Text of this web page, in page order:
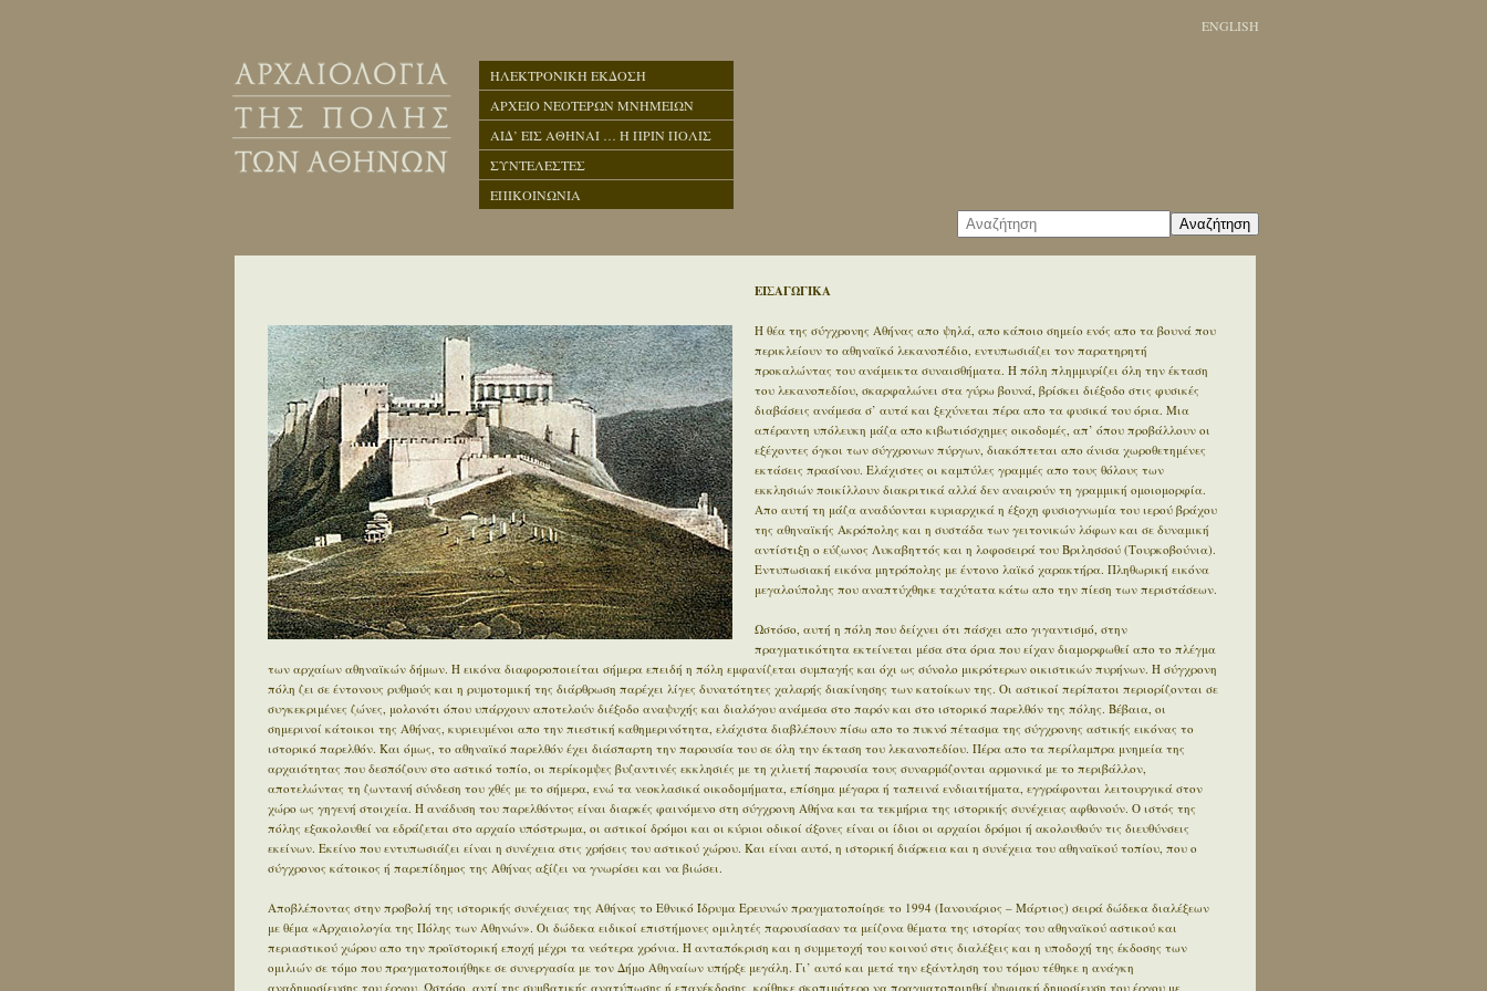
ENGLISH
ΗΛΕΚΤΡΟΝΙΚΗ ΕΚΔΟΣΗ
ΑΡΧΕΙΟ ΝΕΟΤΕΡΩΝ ΜΝΗΜΕΙΩΝ
ΑΙΔ’ ΕΙΣ ΑΘΗΝΑΙ … Η ΠΡΙΝ ΠΟΛΙΣ
ΣΥΝΤΕΛΕΣΤΕΣ
ΕΠΙΚΟΙΝΩΝΙΑ
Αναζήτηση
ΕΙΣΑΓΩΓΙΚΑ
Η θέα της σύγχρονης Αθήνας απο ψηλά, απο κάποιο σημείο ενός απο τα βουνά που
περικλείουν το αθηναϊκό λεκανοπέδιο, εντυπωσιάζει τον παρατηρητή
προκαλώντας του ανάμεικτα συναισθήματα. Η πόλη πλημμυρίζει όλη την έκταση
του λεκανοπεδίου, σκαρφαλώνει στα γύρω βουνά, βρίσκει διέξοδο στις φυσικές
διαβάσεις ανάμεσα σ’ αυτά και ξεχύνεται πέρα απο τα φυσικά του όρια. Μια
απέραντη υπόλευκη μάζα απο κιβωτιόσχημες οικοδομές, απ’ όπου προβάλλουν οι
εξέχοντες όγκοι των σύγχρονων πύργων, διακόπτεται απο άνισα χωροθετημένες
εκτάσεις πρασίνου. Ελάχιστες οι καμπύλες γραμμές απο τους θόλους των
εκκλησιών ποικίλλουν διακριτικά αλλά δεν αναιρούν τη γραμμική ομοιομορφία.
Απο αυτή τη μάζα αναδύονται κυριαρχικά η έξοχη φυσιογνωμία του ιερού βράχου
της αθηναϊκής Ακρόπολης και η συστάδα των γειτονικών λόφων και σε δυναμική
αντίστιξη ο εύζωνος Λυκαβηττός και η λοφοσειρά του Βριλησσού (Τουρκοβούνια).
Εντυπωσιακή εικόνα μητρόπολης με έντονο λαϊκό χαρακτήρα. Πληθωρική εικόνα
μεγαλούπολης που αναπτύχθηκε ταχύτατα κάτω απο την πίεση των περιστάσεων.
Ωστόσο, αυτή η πόλη που δείχνει ότι πάσχει απο γιγαντισμό, στην
πραγματικότητα εκτείνεται μέσα στα όρια που είχαν διαμορφωθεί απο το πλέγμα
των αρχαίων αθηναϊκών δήμων. Η εικόνα διαφοροποιείται σήμερα επειδή η πόλη εμφανίζεται συμπαγής και όχι ως σύνολο μικρότερων οικιστικών πυρήνων. Η σύγχρονη
πόλη ζει σε έντονους ρυθμούς και η ρυμοτομική της διάρθρωση παρέχει λίγες δυνατότητες χαλαρής διακίνησης των κατοίκων της. Οι αστικοί περίπατοι περιορίζονται σε
συγκεκριμένες ζώνες, μολονότι όπου υπάρχουν αποτελούν διέξοδο αναψυχής και διαλόγου ανάμεσα στο παρόν και στο ιστορικό παρελθόν της πόλης. Βέβαια, οι
σημερινοί κάτοικοι της Αθήνας, κυριευμένοι απο την πιεστική καθημερινότητα, ελάχιστα διαβλέπουν πίσω απο το πυκνό πέτασμα της σύγχρονης αστικής εικόνας το
ιστορικό παρελθόν. Και όμως, το αθηναϊκό παρελθόν έχει διάσπαρτη την παρουσία του σε όλη την έκταση του λεκανοπεδίου. Πέρα απο τα περίλαμπρα μνημεία της
αρχαιότητας που δεσπόζουν στο αστικό τοπίο, οι περίκομψες βυζαντινές εκκλησιές με τη χιλιετή παρουσία τους συναρμόζονται αρμονικά με το περιβάλλον,
αποτελώντας τη ζωντανή σύνδεση του χθές με το σήμερα, ενώ τα νεοκλασικά οικοδομήματα, επίσημα μέγαρα ή ταπεινά ενδιαιτήματα, εγγράφονται λειτουργικά στον
χώρο ως γηγενή στοιχεία. Η ανάδυση του παρελθόντος είναι διαρκές φαινόμενο στη σύγχρονη Αθήνα και τα τεκμήρια της ιστορικής συνέχειας αφθονούν. Ο ιστός της
πόλης εξακολουθεί να εδράζεται στο αρχαίο υπόστρωμα, οι αστικοί δρόμοι και οι κύριοι οδικοί άξονες είναι οι ίδιοι οι αρχαίοι δρόμοι ή ακολουθούν τις διευθύνσεις
εκείνων. Εκείνο που εντυπωσιάζει είναι η συνέχεια στις χρήσεις του αστικού χώρου. Και είναι αυτό, η ιστορική διάρκεια και η συνέχεια του αθηναϊκού τοπίου, που ο
σύγχρονος κάτοικος ή παρεπίδημος της Αθήνας αξίζει να γνωρίσει και να βιώσει.
Αποβλέποντας στην προβολή της ιστορικής συνέχειας της Αθήνας το Εθνικό Ίδρυμα Ερευνών πραγματοποίησε το 1994 (Ιανουάριος – Μάρτιος) σειρά δώδεκα διαλέξεων
με θέμα «Αρχαιολογία της Πόλης των Αθηνών». Οι δώδεκα ειδικοί επιστήμονες ομιλητές παρουσίασαν τα μείζονα θέματα της ιστορίας του αθηναϊκού αστικού και
περιαστικού χώρου απο την προϊστορική εποχή μέχρι τα νεότερα χρόνια. Η ανταπόκριση και η συμμετοχή του κοινού στις διαλέξεις και η υποδοχή της έκδοσης των
ομιλιών σε τόμο που πραγματοποιήθηκε σε συνεργασία με τον Δήμο Αθηναίων υπήρξε μεγάλη. Γι’ αυτό και μετά την εξάντληση του τόμου τέθηκε η ανάγκη
αναδημοσίευσης του έργου. Ωστόσο, αντί της συμβατικής ανατύπωσης ή επανέκδοσης, κρίθηκε σκοπιμότερο να πραγματοποιηθεί ψηφιακή δημοσίευση του έργου με